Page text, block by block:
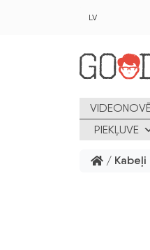
LV
PIEKĻUVE
/ Kabeļi